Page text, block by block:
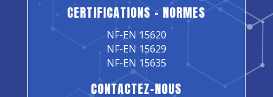
CERTIFICATIONS – NORMES
NF-EN 15620
NF-EN 15629
NF-EN 15635
CONTACTEZ-NOUS